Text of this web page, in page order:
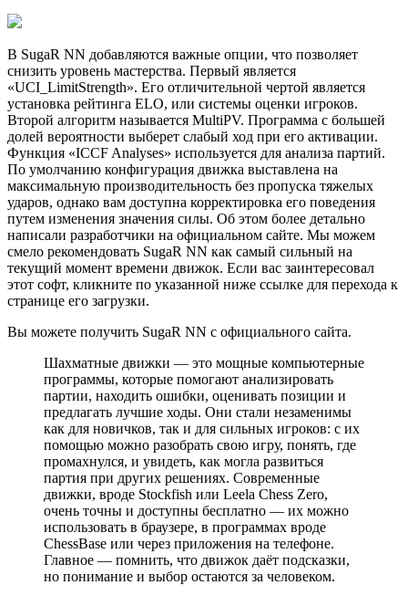
В SugaR NN добавляются важные опции, что позволяет
снизить уровень мастерства. Первый является
«UCI_LimitStrength». Его отличительной чертой является
установка рейтинга ELO, или системы оценки игроков.
Второй алгоритм называется MultiPV. Программа с большей
долей вероятности выберет слабый ход при его активации.
Функция «ICCF Analyses» используется для анализа партий.
По умолчанию конфигурация движка выставлена на
максимальную производительность без пропуска тяжелых
ударов, однако вам доступна корректировка его поведения
путем изменения значения силы. Об этом более детально
написали разработчики на официальном сайте. Мы можем
смело рекомендовать SugaR NN как самый сильный на
текущий момент времени движок. Если вас заинтересовал
этот софт, кликните по указанной ниже ссылке для перехода к
странице его загрузки.
Вы можете получить SugaR NN с официального сайта.
Шахматные движки — это мощные компьютерные
программы, которые помогают анализировать
партии, находить ошибки, оценивать позиции и
предлагать лучшие ходы. Они стали незаменимы
как для новичков, так и для сильных игроков: с их
помощью можно разобрать свою игру, понять, где
промахнулся, и увидеть, как могла развиться
партия при других решениях. Современные
движки, вроде Stockfish или Leela Chess Zero,
очень точны и доступны бесплатно — их можно
использовать в браузере, в программах вроде
ChessBase или через приложения на телефоне.
Главное — помнить, что движок даёт подсказки,
но понимание и выбор остаются за человеком.